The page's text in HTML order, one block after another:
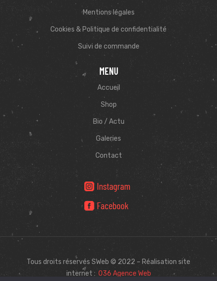
Mentions légales
Cookies & Politique de confidentialité
Suivi de commande
MENU
Accueil
Shop
Bio / Actu
Galeries
Contact
Tous droits réservés SWeb © 2022 – Réalisation site
internet : O36 Agence Web